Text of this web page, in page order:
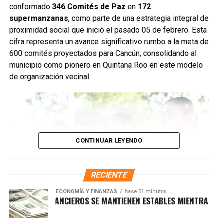
desechos que obstruyen el flujo pluvial. En la
Supermanzana 235 se complementó la jornada con una
brigada de descacharrización para evitar la formación de
basureros clandestinos y promover la correcta
disposición de muebles, electrodomésticos y llantas.
Fuente: 5to Poder Agencia de Noticias
conformado 346 Comités de Paz en 172
supermanzanas, como parte de una estrategia integral de
proximidad social que inició el pasado 05 de febrero. Esta
cifra representa un avance significativo rumbo a la meta de
600 comités proyectados para Cancún, consolidando al
municipio como pionero en Quintana Roo en este modelo
de organización vecinal.
CONTINUAR LEYENDO
RECIENTE
ECONOMÍA Y FINANZAS hace 51 minutos
FINANCIEROS SE MANTIENEN ESTABLES MIENTRAS